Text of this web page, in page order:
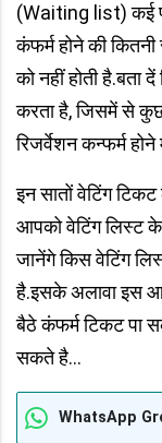
(Waiting list) कई
कंफर्म होने की
को नहीं होती है.बता
करता है, जिसमें से
रिजर्वेशन कन्‍फर्म
इन सातों वेटिंग
आपको वेटिंग लिस्ट
जानेंगे किस वेटिंग
है.इसके अलावा इस
बैठे कंफर्म टिकट पा
सकते है...
WhatsApp